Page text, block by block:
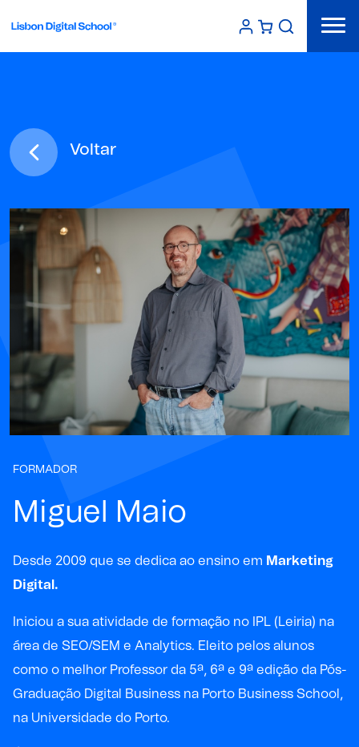
Voltar
FORMADOR
Miguel Maio
Desde 2009 que se dedica ao ensino em Marketing
Digital.
Iniciou a sua atividade de formação no IPL (Leiria) na
área de SEO/SEM e Analytics. Eleito pelos alunos
como o melhor Professor da 5ª, 6ª e 9ª edição da Pós-
Graduação Digital Business na Porto Business School,
na Universidade do Porto.